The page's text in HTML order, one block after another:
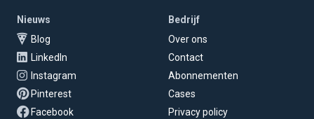
Nieuws
Blog
LinkedIn
Instagram
Pinterest
Facebook
Bedrijf
Over ons
Contact
Abonnementen
Cases
Privacy policy